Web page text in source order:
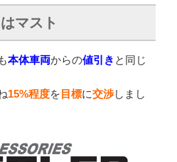
マスト
も本体車両からの値引き と同じ
15%程度を 目標に交渉しまし